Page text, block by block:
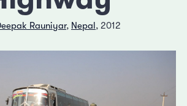
Rauniyar, Nepal, 2012